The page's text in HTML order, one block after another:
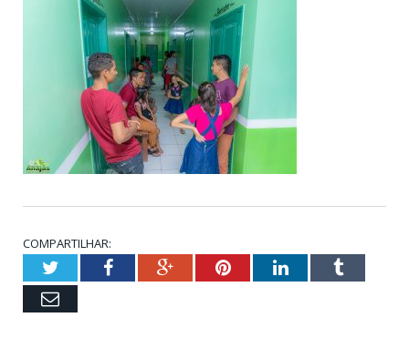
COMPARTILHAR:
TwitterFacebookGoogle+PinterestLinkedInTumblr
Email